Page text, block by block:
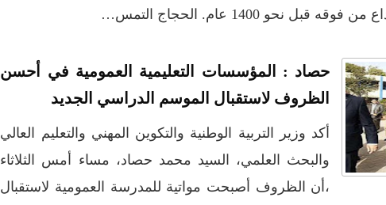
نحو 1400 عام. الحجاج التمس…
حصاد : المؤسسات التعليمية العمومية في أحسن
الظروف لاستقبال الموسم الدراسي الجديد
أكد وزير التربية الوطنية والتكوين المهني والتعليم العالي
والبحث العلمي، السيد محمد حصاد، مساء أمس الثلاثاء
،أن الظروف أصبحت مواتية للمدرسة العمومية لاستقبال